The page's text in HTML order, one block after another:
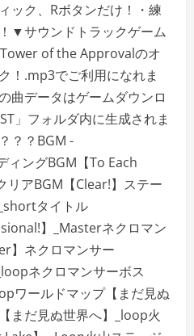
ック、Rボタンだけ！・練
▼サウンドトラックゲーム
of the Approvalのオ
！.mp3でご利用になれま
曲データはゲームダウンロ
」フォルダ内に生成されま
？？BGM -
ングBGM【To Each
リアBGM【Clear!】ステー
タイトル
】_Masterネクロマン
】ネクロマンサー
ネクロマンサーボス
ワールドマップ【まだ見ぬ
まだ見ぬ世界へ】_loop火